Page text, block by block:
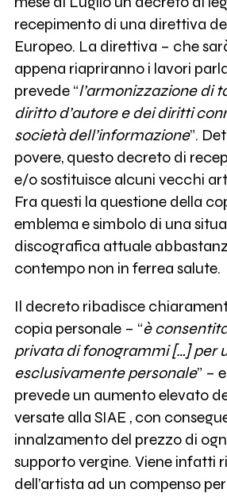
recepimento di una direttiva
Europeo. La direttiva – che
appena riapriranno i lavori
prevede “l’armonizzazione di
diritto d’autore e dei diritti
società dell’informazione”.
povere, questo decreto di
e/o sostituisce alcuni vecchi
Fra questi la questione della
emblema e simbolo di una
discografica attuale
contempo non in ferrea salute.
Il decreto ribadisce
copia personale – “è
privata di fonogrammi […] per
esclusivamente personale” –
prevede un aumento elevato
versate alla SIAE , con
innalzamento del prezzo di
supporto vergine. Viene infatti
dell’artista ad un compenso